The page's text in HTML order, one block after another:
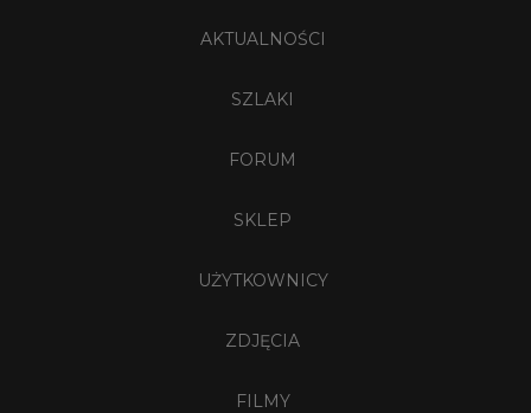
AKTUALNOŚCI
SZLAKI
FORUM
SKLEP
UŻYTKOWNICY
ZDJĘCIA
FILMY